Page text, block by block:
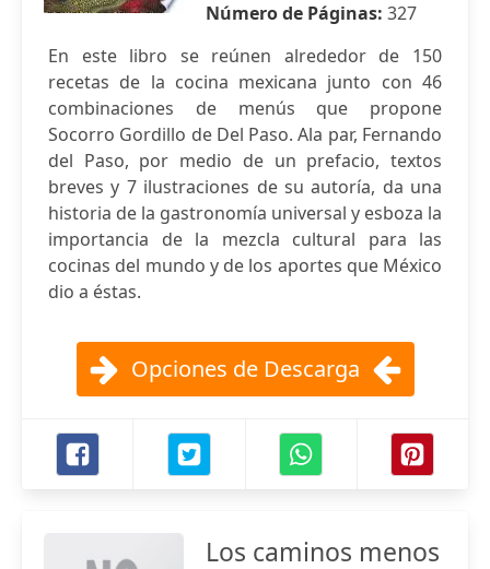
Número de Páginas: 327
En este libro se reúnen alrededor de 150
recetas de la cocina mexicana junto con 46
combinaciones de menús que propone
Socorro Gordillo de Del Paso. Ala par, Fernando
del Paso, por medio de un prefacio, textos
breves y 7 ilustraciones de su autoría, da una
historia de la gastronomía universal y esboza la
importancia de la mezcla cultural para las
cocinas del mundo y de los aportes que México
dio a éstas.
Opciones de Descarga
Los caminos menos